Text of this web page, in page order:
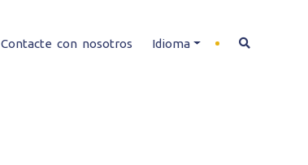
Contacte con nosotros Idioma